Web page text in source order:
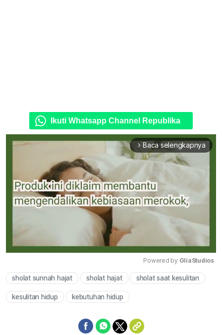
Ikuti Whatsapp Channel Republika
arrow_forward_ios Baca selengkapnya
Mute
Powered by GliaStudios
sholat sunnah hajat sholat hajat sholat saat kesulitan
kesulitan hidup kebutuhan hidup